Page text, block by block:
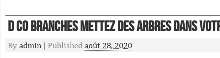
D Co Branches Mettez Des Arbres Dans
By admin | Published août 28, 2020